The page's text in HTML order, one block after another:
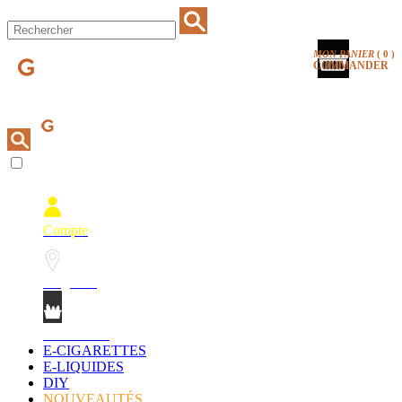
MON PANIER ( 0 )
COMMANDER
Compte
E-CIGARETTES
E-LIQUIDES
DIY
NOUVEAUTÉS